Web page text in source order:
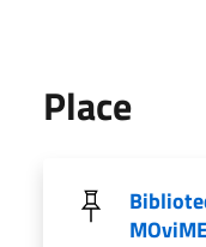
Place